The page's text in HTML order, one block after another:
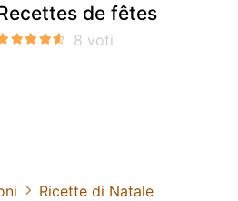
de fêtes
Ricette di Natale